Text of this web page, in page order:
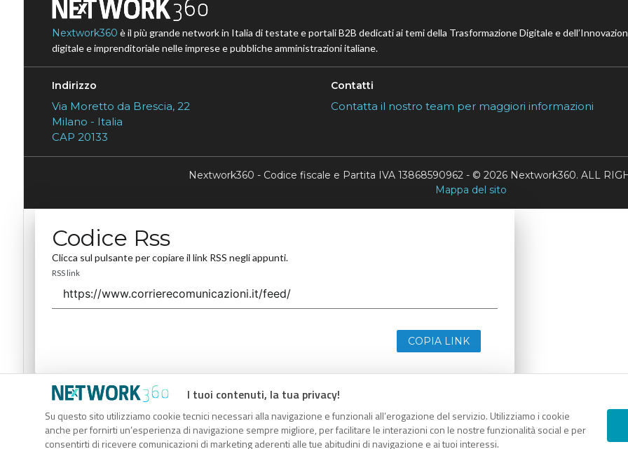
I tuoi contenuti, la tua privacy!
Su questo sito utilizziamo cookie tecnici necessari alla navigazione e funzionali all’erogazione del servizio. Utilizziamo i cookie
anche per fornirti un’esperienza di navigazione sempre migliore, per facilitare le interazioni con le nostre funzionalità social e per
consentirti di ricevere comunicazioni di marketing aderenti alle tue abitudini di navigazione e ai tuoi interessi.
Nextwork360 è il più grande network in Italia di testate e portali B2B dedicati ai temi della Trasformazione Digitale e
digitale e imprenditoriale nelle imprese e pubbliche amministrazioni italiane.
Indirizzo
Via Moretto da Brescia, 22
Milano - Italia
CAP 20133
Contatti
Contatta il nostro team per maggiori informazioni
Nextwork360 - Codice fiscale e Partita IVA 13868590962 - © 2026 Nextwork360. ALL
Mappa del sito
Codice Rss
Clicca sul pulsante per copiare il link RSS negli appunti.
RSS link
COPIA LINK
Codice Rss
Clicca sul pulsante per copiare il link RSS negli appunti.
RSS link